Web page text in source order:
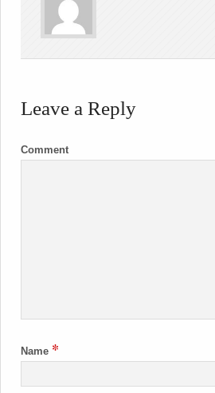
Leave a Reply
Comment
Name *